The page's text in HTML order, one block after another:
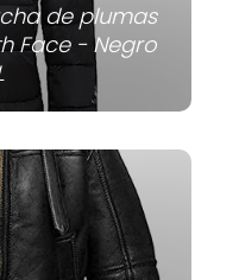
de plumas
Face - Negro